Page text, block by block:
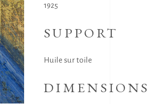
1925
SUPPORT
Huile sur toile
DIMENSIONS